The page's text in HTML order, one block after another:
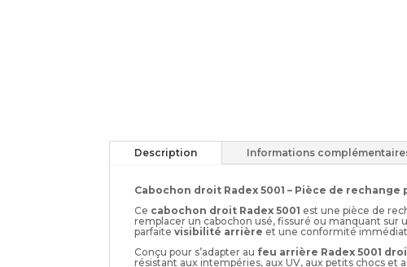
Description Informations
Cabochon droit Radex 5001 – Pièce de
Ce cabochon droit Radex 5001 est une pièce de
remplacer un cabochon usé, fissuré ou manquant sur
parfaitevisibilité arrière et une conformité
Conçu pour s’adapter au feu arrière Radex 5001
résistant aux intempéries, aux UV, aux petits chocs et